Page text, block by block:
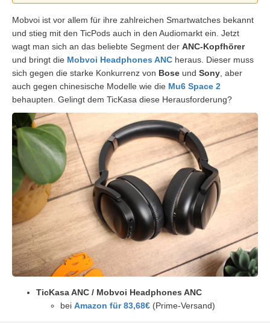
Mobvoi ist vor allem für ihre zahlreichen Smartwatches bekannt
und stieg mit den TicPods auch in den Audiomarkt ein. Jetzt
wagt man sich an das beliebte Segment der ANC-Kopfhörer
und bringt die Mobvoi Headphones ANC heraus. Dieser muss
sich gegen die starke Konkurrenz von Bose und Sony, aber
auch gegen chinesische Modelle wie die Mu6 Space 2
behaupten. Gelingt dem TicKasa diese Herausforderung?
TicKasa ANC / Mobvoi Headphones ANC
bei Amazon für 83,68€ (Prime-Versand)